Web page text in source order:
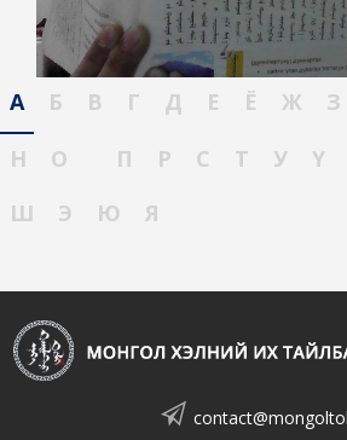
А Б В Г Д Е Ё Ж З
Н
О П Р С Т У Ү
Ш
Э Ю Я